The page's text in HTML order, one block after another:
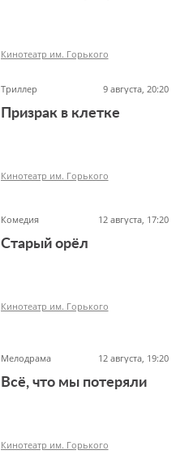
Кинотеатр им. Горького
Триллер 9 августа, 20:20
Призрак в клетке
Кинотеатр им. Горького
Комедия 12 августа, 17:20
Старый орёл
Кинотеатр им. Горького
Мелодрама 12 августа, 19:20
Всё, что мы потеряли
Кинотеатр им. Горького